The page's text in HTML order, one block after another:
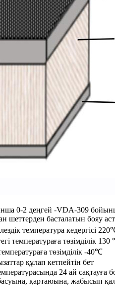
0-2 деңгей -VDA-309
шеттерден басталатын бояу
температура кедергісі
температураға төзімділік
төзімділік -40℃
құлап кетпейтін бет
24 ай сақтауға
қартаюына, жабысып